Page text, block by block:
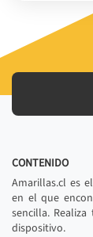
CONTENIDO
Amarillas.cl es
en el que
sencilla.
dispositivo.